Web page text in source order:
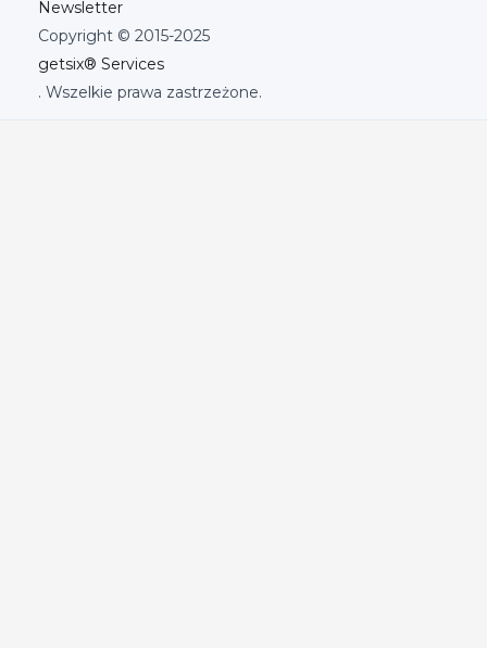
Copyright © 2015-2025
getsix® Services
. Wszelkie prawa zastrzeżone.
Newsletter